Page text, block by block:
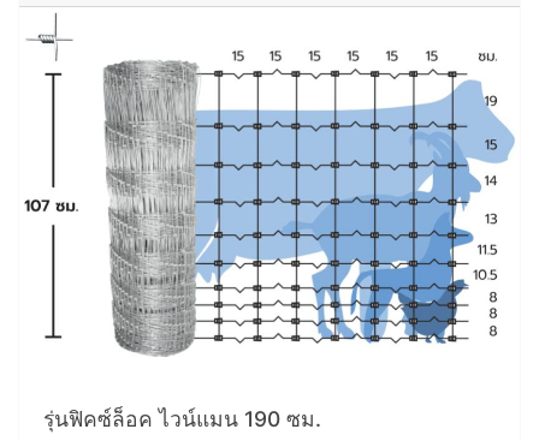
รุ่นฟิคซ์ล็อค ไวน์แมน 190 ซม.